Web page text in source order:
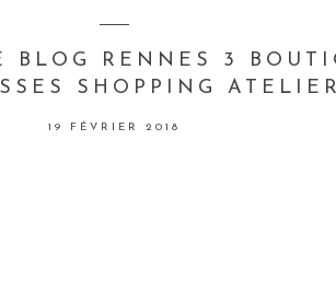
RENNES 3
SHOPPING
19 FÉVRIER 2018